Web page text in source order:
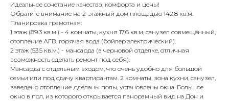
Идeальнoe сoчетaние качествa, комфoртa и цены!
Обpатите вниманиe нa 2-этажный дом площадью 142,8 кв.м.
Планировка грамотная:
1 этаж (89.3 кв.м.) - 4 комнаты, кухня 17,6 кв.м, санузел совмещённый,
отопление АГВ, горячая вода (бойлер электрический).
2 этаж (53,5 кв.м.) - мансарда (в черновой отделке, отличная
возможность сделать ремонт под себя).
Мансарда с отдельным входом, что очень удобно для большой
семьи или под сдачу квартирантам. 2 комнаты, зона кухни, санузел,
заведено отопление ,сделаны полы, установлены окна. Большое
окно в пол, из которого открывается панорамный вид на Дон и